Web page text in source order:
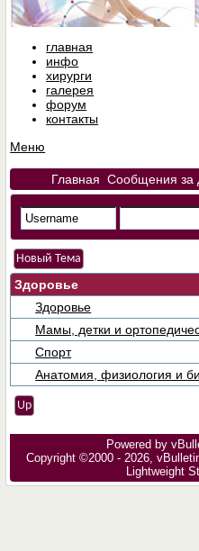
главная
инфо
хирурги
галерея
форум
контакты
Меню
Главная Сообщения за
Новый Тема
Здоровье
Здоровье
Мамы, детки и
Спорт
Анатомия, физиология и
Up
Powered by
Copyright ©2000 - 2026,
Lightweight